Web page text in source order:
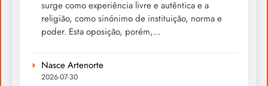
surge como experiência livre e autêntica e a
religião, como sinónimo de instituição, norma e
poder. Esta oposição, porém,...
Nasce Artenorte
2026-07-30